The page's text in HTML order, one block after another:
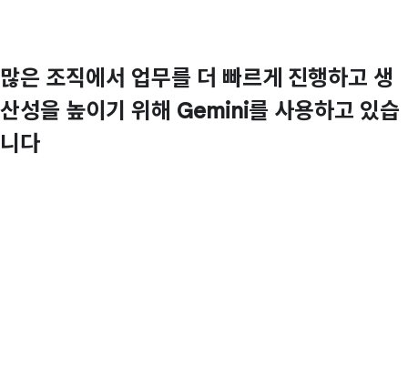
많은 조직에서 업무를 더 빠르게 진행하고 생
산성을 높이기 위해 Gemini를 사용하고 있습
니다